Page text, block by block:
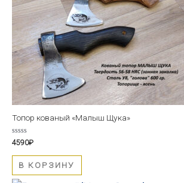
Топор кованый «Малыш Щука»
Оценка
0
из
4590₽
В КОРЗИНУ